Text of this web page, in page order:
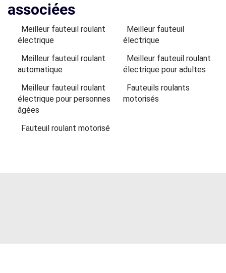
associées
Meilleur fauteuil roulant
électrique
Meilleur fauteuil
électrique
Meilleur fauteuil roulant
automatique
Meilleur fauteuil roulant
électrique pour adultes
Meilleur fauteuil roulant
électrique pour personnes
âgées
Fauteuils roulants
motorisés
Fauteuil roulant motorisé